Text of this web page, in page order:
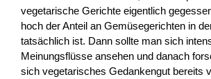
vegetarische Gerichte eigentlich
hoch der Anteil an Gemüsegerichten in
tatsächlich ist. Dann sollte man sich
Meinungsflüsse ansehen und danach
sich vegetarisches Gedankengut bereits